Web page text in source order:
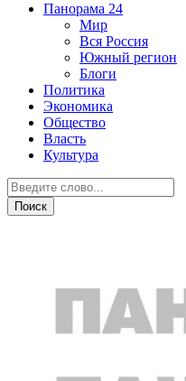
Панорама 24
Мир
Вся Россия
Южный регион
Блоги
Политика
Экономика
Общество
Власть
Культура